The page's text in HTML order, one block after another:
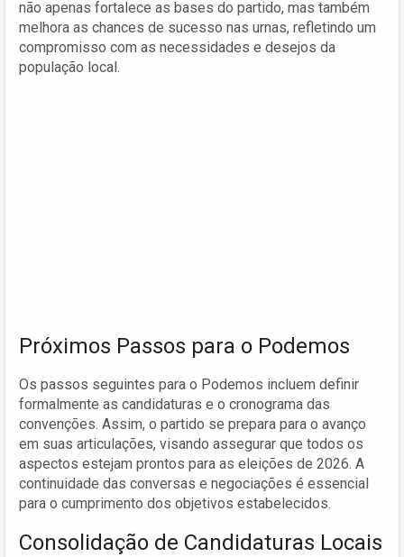
não apenas fortalece as bases do partido, mas também
melhora as chances de sucesso nas urnas, refletindo um
compromisso com as necessidades e desejos da
população local.
Próximos Passos para o Podemos
Os passos seguintes para o Podemos incluem definir
formalmente as candidaturas e o cronograma das
convenções. Assim, o partido se prepara para o avanço
em suas articulações, visando assegurar que todos os
aspectos estejam prontos para as eleições de 2026. A
continuidade das conversas e negociações é essencial
para o cumprimento dos objetivos estabelecidos.
Consolidação de Candidaturas Locais